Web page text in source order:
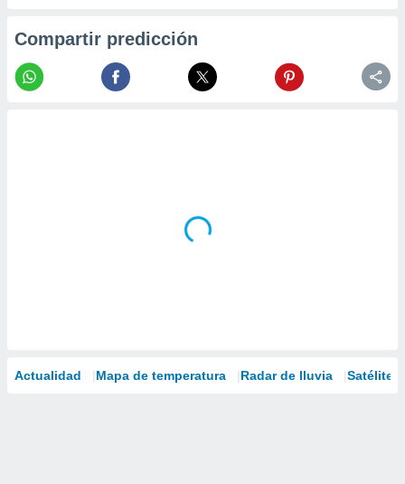
Compartir predicción
Actualidad Mapa de temperatura Radar de lluvia Satélites